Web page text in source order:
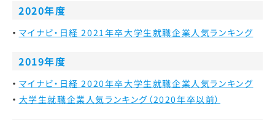
2020年度
マイナビ・日経 2021年卒大学生就職企業人気ランキング
2019年度
マイナビ・日経 2020年卒大学生就職企業人気ランキング
大学生就職企業人気ランキング（2020年卒以前）